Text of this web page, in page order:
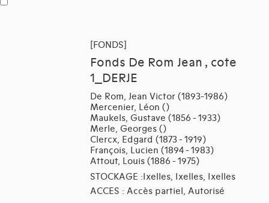
[FONDS]
Fonds De Rom Jean , cote
1_DERJE
De Rom, Jean Victor (1893-1986)
Mercenier, Léon ()
Maukels, Gustave (1856 - 1933)
Merle, Georges ()
Clercx, Edgard (1873 - 1919)
François, Lucien (1894 - 1983)
Attout, Louis (1886 - 1975)
STOCKAGE :Ixelles, Ixelles, Ixelles
ACCES : Accès partiel, Autorisé